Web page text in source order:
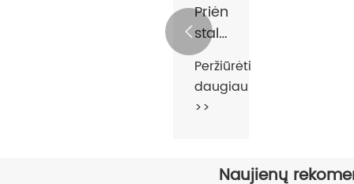
Priėmimo
stalo
baldai
Peržiūrėti
daugiau
>>

Naujienų